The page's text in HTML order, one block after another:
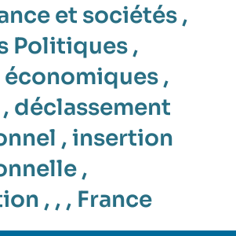
et sociétés ,
Politiques ,
économiques,
, déclassement
, insertion
,
, , , France